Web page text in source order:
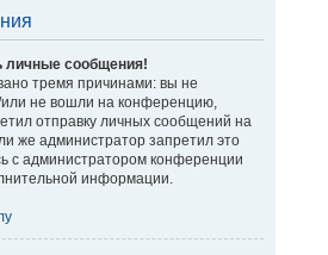
личные сообщения!
тремя причинами: вы не
или не вошли на конференцию,
отправку личных сообщений на
же администратор запретил это
с администратором конференции
информации.